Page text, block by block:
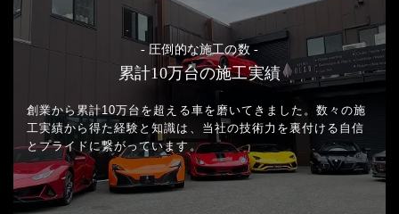
- 圧倒的な施工の数 -
累計10万台の施工実績
創業から累計10万台を超える車を磨いてきました。 数々の施
工実績から得た経験と知識は、当社の技術力を裏付ける 自信
とプライドに繋がっています。